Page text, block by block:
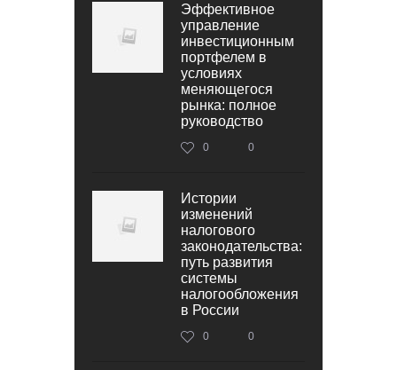
Эффективное
управление
инвестиционным
портфелем в
условиях
меняющегося
рынка: полное
руководство
0 0
Истории
изменений
налогового
законодательства:
путь развития
системы
налогообложения
в России
0 0